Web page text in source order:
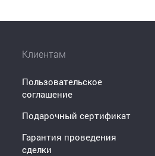
Клиентам
Пользовательское
соглашение
Подарочный сертификат
Гарантия проведения
сделки